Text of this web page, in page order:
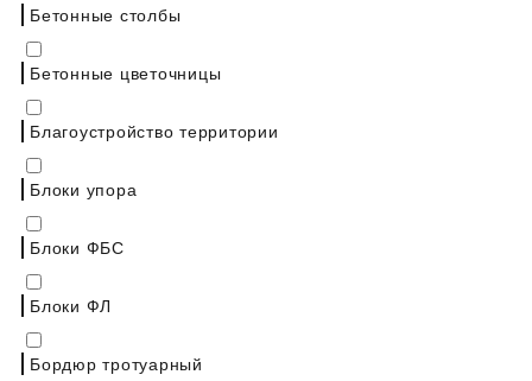
Бетонные столбы
Бетонные цветочницы
Благоустройство территории
Блоки упора
Блоки ФБС
Блоки ФЛ
Бордюр тротуарный